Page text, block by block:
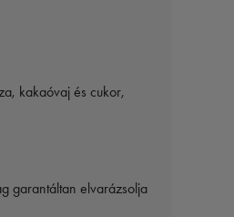
kakaóvaj és cukor,
garantáltan elvarázsolja